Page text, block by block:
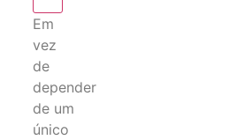
Em
vez
de
depender
de um
único